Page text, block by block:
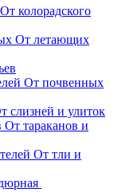
От колорадского
От летающих
От почвенных
слизней и улиток
От тараканов и
От тли и